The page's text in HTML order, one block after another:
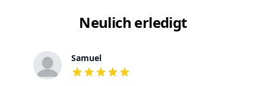
Neulich erledigt
Samuel
out of 5 stars